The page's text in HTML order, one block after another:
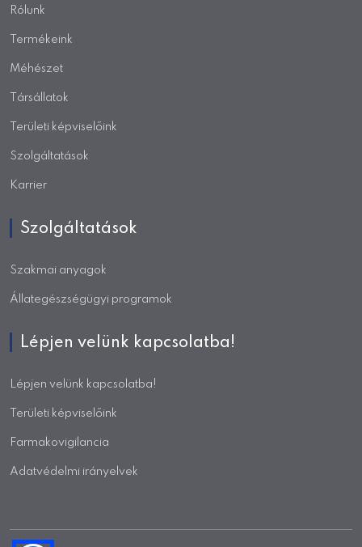
Rólunk
Termékeink
Méhészet
Társállatok
Területi képviselőink
Szolgáltatások
Karrier
Szolgáltatások
Szakmai anyagok
Állategészségügyi programok
Lépjen velünk kapcsolatba!
Lépjen velünk kapcsolatba!
Területi képviselőink
Farmakovigilancia
Adatvédelmi irányelvek